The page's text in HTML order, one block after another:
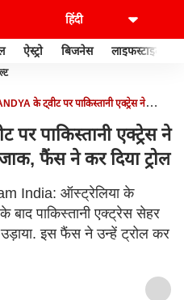
ऐस्ट्रो बिजनेस लाइफस्टाइल
के ट्वीट पर पाकिस्तानी एक्ट्रेस ने
पाकिस्तानी एक्ट्रेस ने
फैंस ने कर दिया ट्रोल
India: ऑस्ट्रेलिया के
बाद पाकिस्तानी एक्ट्रेस सेहर
उड़ाया. इस फैंस ने उन्हें ट्रोल कर